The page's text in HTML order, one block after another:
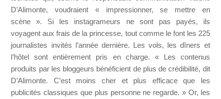
D’Alimonte, voudraient « impressionner, se mettre en
scène ». Si les instagrameurs ne sont pas payés, ils
voyagent aux frais de la princesse, tout comme le font les 225
journalistes invités l’année dernière. Les vols, les dîners et
l’hôtel sont entièrement pris en charge. « Les contenus
produits par les bloggeurs bénéficient de plus de crédibilité, dit
D’Alimonte. C’est moins cher et plus efficace que les
publicités classiques que plus personne ne regarde. » Or, les